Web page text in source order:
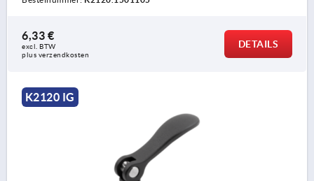
6,33 €
excl. BTW
plus verzendkosten
DETAILS
K2120 IG